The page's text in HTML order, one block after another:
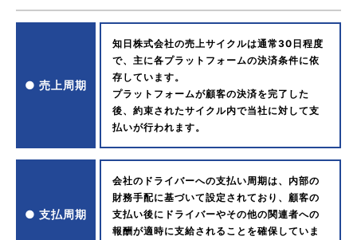
● 売上周期
知日株式会社の売上サイクルは通常30日程度
で、主に各プラットフォームの決済条件に依
存しています。
プラットフォームが顧客の決済を完了した
後、約束されたサイクル内で当社に対して支
払いが行われます。
● 支払周期
会社のドライバーへの支払い周期は、内部の
財務手配に基づいて設定されており、顧客の
支払い後にドライバーやその他の関連者への
報酬が適時に支給されることを確保していま